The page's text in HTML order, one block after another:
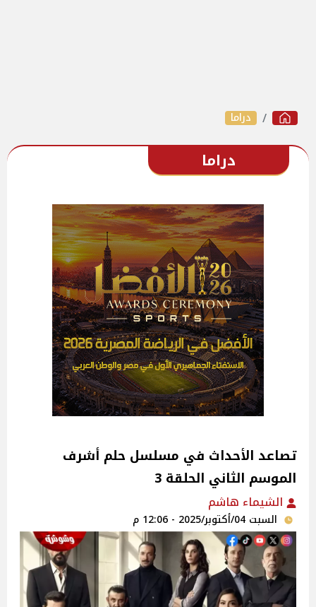
دراما
دراما
تصاعد الأحداث في مسلسل حلم أشرف
الموسم الثاني الحلقة 3
الشيماء هاشم
السبت 04/أكتوبر/2025 - 12:06 م